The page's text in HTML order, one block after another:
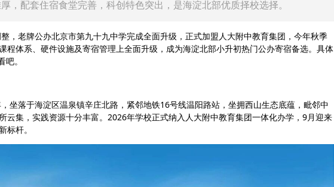
，配套住宿食堂完善，科创特色突出，是海淀北部优质择校选择。
，老牌公办北京市第九十九中学完成全面升级，正式加盟人大附中教育集团，今年秋季
程体系、硬件设施及寄宿管理上全面升级，成为海淀北部小升初热门公办寄宿备选。具体
吧。
坐落于海淀区温泉镇辛庄北路，紧邻地铁16号线温阳路站，坐拥西山生态底蕴，毗邻中
云集，实践资源十分丰富。2026年学校正式纳入人大附中教育集团一体化办学，9月迎来
标杆。